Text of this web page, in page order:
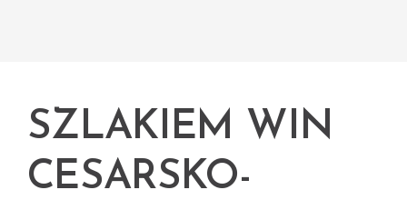
SZLAKIEM WIN
CESARSKO-